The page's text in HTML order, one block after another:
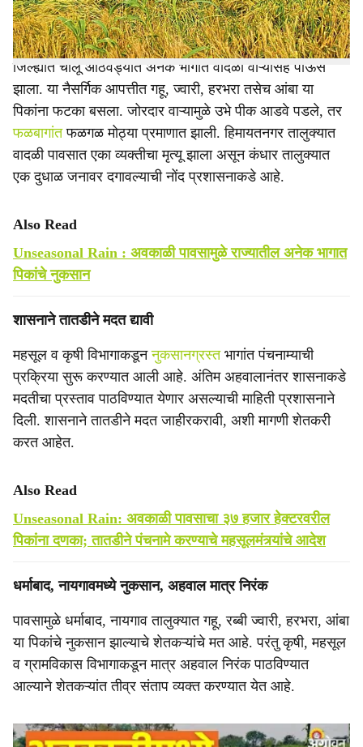
केला आहे.
जिल्ह्यात चालू आठवड्यात अनेक भागात वादळी वाऱ्यासह पाऊस
झाला. या नैसर्गिक आपत्तीत गहू, ज्वारी, हरभरा तसेच आंबा या
पिकांना फटका बसला. जोरदार वाऱ्यामुळे उभे पीक आडवे पडले, तर
फळबागांतफळगळ मोठ्या प्रमाणात झाली. हिमायतनगर तालुक्यात
वादळी पावसात एका व्यक्तीचा मृत्यू झाला असून कंधार तालुक्यात
एक दुधाळ जनावर दगावल्याची नोंद प्रशासनाकडे आहे.
Also Read
Unseasonal Rain : अवकाळी पावसामुळे राज्यातील अनेक भागात
पिकांचे नुकसान
शासनाने तातडीने मदत द्यावी
महसूल व कृषी विभागाकडूननुकसानग्रस्त भागांत पंचनाम्याची
प्रक्रिया सुरू करण्यात आली आहे. अंतिम अहवालानंतर शासनाकडे
मदतीचा प्रस्ताव पाठविण्यात येणार असल्याची माहिती प्रशासनाने
दिली. शासनाने तातडीने मदत जाहीरकरावी, अशी मागणी शेतकरी
करत आहेत.
Also Read
Unseasonal Rain: अवकाळी पावसाचा ३७ हजार हेक्टरवरील
पिकांना दणका; तातडीने पंचनामे करण्याचे महसूलमंत्र्यांचे आदेश
धर्माबाद, नायगावमध्ये नुकसान, अहवाल मात्र निरंक
पावसामुळे धर्माबाद, नायगाव तालुक्यात गहू, रब्बी ज्वारी, हरभरा, आंबा
या पिकांचे नुकसान झाल्याचे शेतकऱ्यांचे मत आहे. परंतु कृषी, महसूल
व ग्रामविकास विभागाकडून मात्र अहवाल निरंक पाठविण्यात
आल्याने शेतकऱ्यांत तीव्र संताप व्यक्त करण्यात येत आहे.